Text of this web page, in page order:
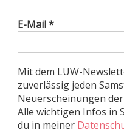
E-Mail*
Mit dem LUW-
zuverlässig jeden
Neuerscheinungen
Alle wichtigen Infos in
du in meiner